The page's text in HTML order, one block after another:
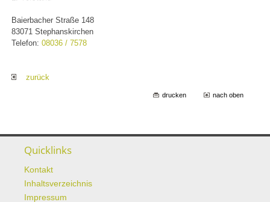
Baierbacher Straße 148
83071 Stephanskirchen
Telefon:08036 / 7578
zurück
drucken nach oben
Quicklinks
Kontakt
Inhaltsverzeichnis
Impressum